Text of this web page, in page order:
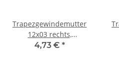
Trapezgewindemutter
12x03 rechts,
Automatenstahl, 6-kant
4,73 € *